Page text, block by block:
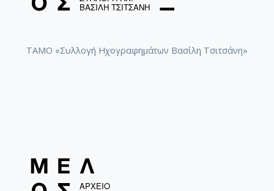
ΤΑΜΟ «Συλλογή Ηχογραφημάτων Βασίλη Τσιτσάνη»